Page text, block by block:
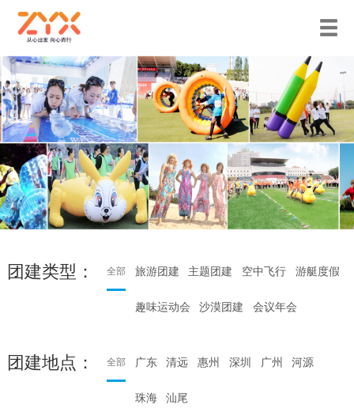
团建类型： 全部 旅游团建 主题团建 空中飞行 游艇度假
趣味运动会 沙漠团建 会议年会
团建地点： 全部 广东 清远 惠州 深圳 广州 河源
珠海 汕尾